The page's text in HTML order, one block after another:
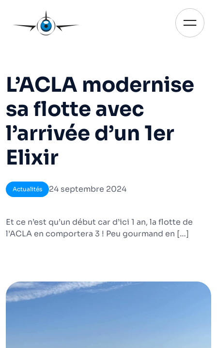
contenu
L’ACLA modernise
sa flotte avec
l’arrivée d’un 1er
Elixir
Actualités 24 septembre 2024
Et ce n’est qu’un début car d’ici 1 an, la flotte de
l’ACLA en comportera 3 ! Peu gourmand en […]